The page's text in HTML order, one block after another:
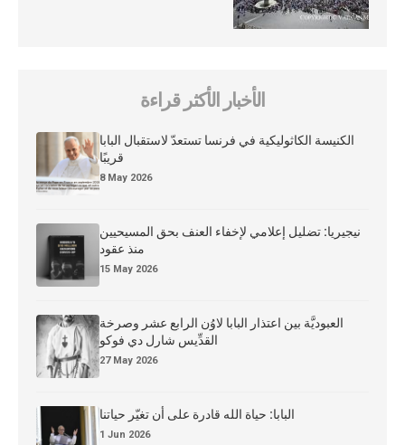
الأخبار الأكثر قراءة
الكنيسة الكاثوليكية في فرنسا تستعدّ لاستقبال البابا
قريبًا
8 May 2026
نيجيريا: تضليل إعلامي لإخفاء العنف بحق المسيحيين
منذ عقود
15 May 2026
العبوديَّة بين اعتذار البابا لاوُن الرابع عشر وصرخة
القدِّيس شارل دي فوكو
27 May 2026
البابا: حياة الله قادرة على أن تغيّر حياتنا
1 Jun 2026